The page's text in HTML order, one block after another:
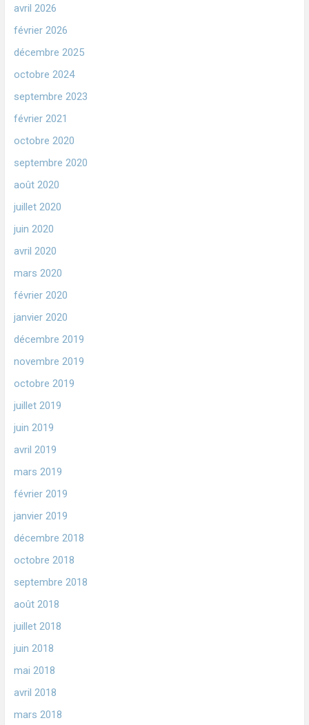
avril 2026
février 2026
décembre 2025
octobre 2024
septembre 2023
février 2021
octobre 2020
septembre 2020
août 2020
juillet 2020
juin 2020
avril 2020
mars 2020
février 2020
janvier 2020
décembre 2019
novembre 2019
octobre 2019
juillet 2019
juin 2019
avril 2019
mars 2019
février 2019
janvier 2019
décembre 2018
octobre 2018
septembre 2018
août 2018
juillet 2018
juin 2018
mai 2018
avril 2018
mars 2018